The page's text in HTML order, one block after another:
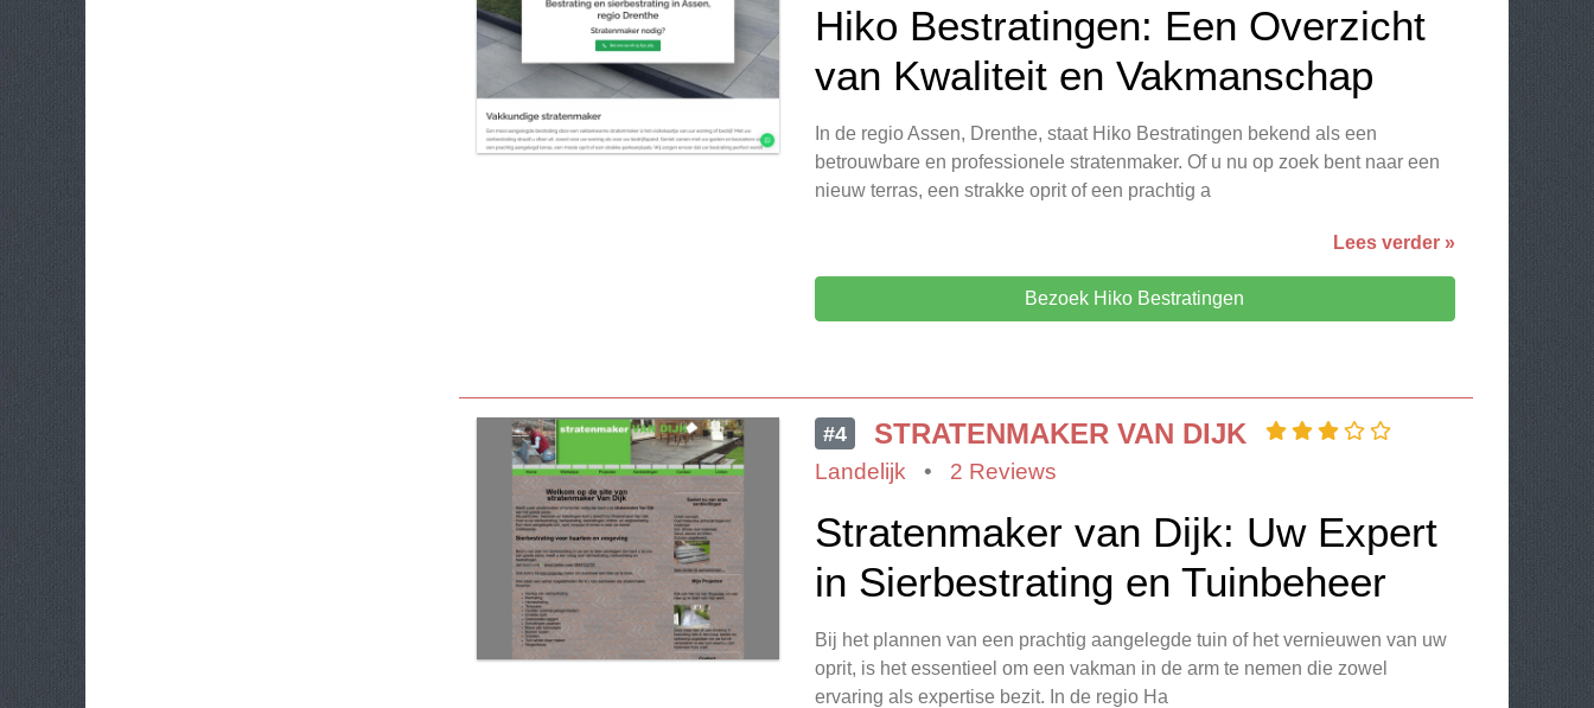
Hiko Bestratingen: Een Overzicht
van Kwaliteit en Vakmanschap
In de regio Assen, Drenthe, staat Hiko Bestratingen bekend als een
betrouwbare en professionele stratenmaker. Of u nu op zoek bent naar een
nieuw terras, een strakke oprit of een prachtig a
Lees verder »
Bezoek Hiko Bestratingen
#4 STRATENMAKER VAN DIJK
Landelijk • 2 Reviews
Stratenmaker van Dijk: Uw Expert
in Sierbestrating en Tuinbeheer
Bij het plannen van een prachtig aangelegde tuin of het vernieuwen van uw
oprit, is het essentieel om een vakman in de arm te nemen die zowel
ervaring als expertise bezit. In de regio Ha